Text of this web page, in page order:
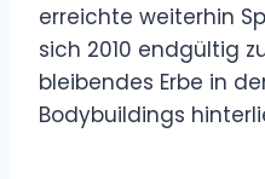
erreichte weiterhin
sich 2010 endgültig
bleibendes Erbe in
Bodybuildings